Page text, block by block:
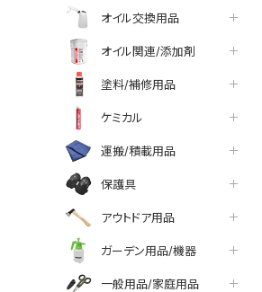
オイル交換用品
オイル関連/添加剤
塗料/補修用品
ケミカル
運搬/積載用品
保護具
アウトドア用品
ガーデン用品/機器
一般用品/家庭用品